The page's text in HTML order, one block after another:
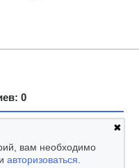
0
✖
вам необходимо
авторизоваться.